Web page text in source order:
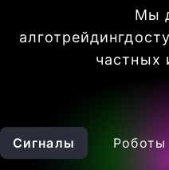
Мы
алготрейдинг
частных
Сигналы Роботы